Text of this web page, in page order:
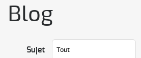
Blog
Sujet